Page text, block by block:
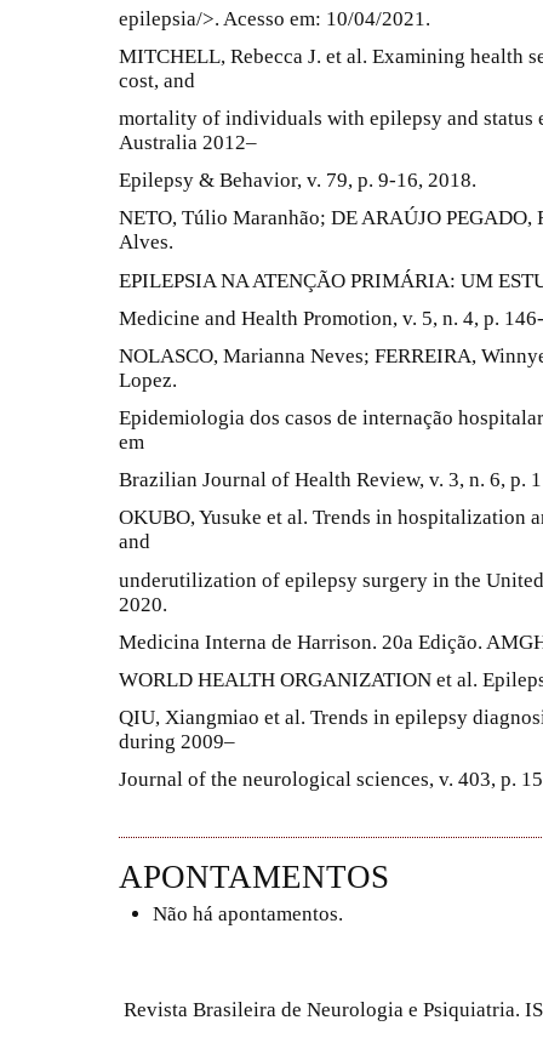
epilepsia/>. Acesso em: 10/04/2021.
MITCHELL, Rebecca J. et al. Examining health
cost, and
mortality of individuals with epilepsy and status
Australia 2012–
Epilepsy & Behavior, v. 79, p. 9-16, 2018.
NETO, Túlio Maranhão; DE ARAÚJO
Alves.
EPILEPSIA NA ATENÇÃO PRIMÁRIA: UM
Medicine and Health Promotion, v. 5, n. 4, p.
NOLASCO, Marianna Neves; FERREIRA,
Lopez.
Epidemiologia dos casos de internação
em
Brazilian Journal of Health Review, v. 3, n. 6, p.
OKUBO, Yusuke et al. Trends in hospitalization
and
underutilization of epilepsy surgery in the
2020.
Medicina Interna de Harrison. 20a Edição.
WORLD HEALTH ORGANIZATION et al.
QIU, Xiangmiao et al. Trends in epilepsy
during 2009–
Journal of the neurological sciences, v. 403, p.
APONTAMENTOS
Não há apontamentos.
Revista Brasileira de Neurologia e Psiquiatria.